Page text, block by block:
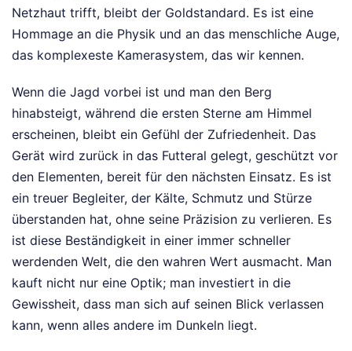
Netzhaut trifft, bleibt der Goldstandard. Es ist eine
Hommage an die Physik und an das menschliche Auge,
das komplexeste Kamerasystem, das wir kennen.
Wenn die Jagd vorbei ist und man den Berg
hinabsteigt, während die ersten Sterne am Himmel
erscheinen, bleibt ein Gefühl der Zufriedenheit. Das
Gerät wird zurück in das Futteral gelegt, geschützt vor
den Elementen, bereit für den nächsten Einsatz. Es ist
ein treuer Begleiter, der Kälte, Schmutz und Stürze
überstanden hat, ohne seine Präzision zu verlieren. Es
ist diese Beständigkeit in einer immer schneller
werdenden Welt, die den wahren Wert ausmacht. Man
kauft nicht nur eine Optik; man investiert in die
Gewissheit, dass man sich auf seinen Blick verlassen
kann, wenn alles andere im Dunkeln liegt.